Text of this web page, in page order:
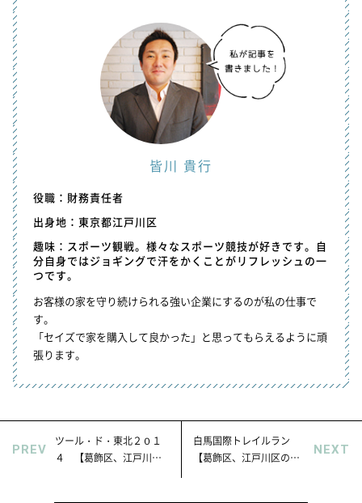
皆川 貴行
役職：財務責任者
出身地：東京都江戸川区
趣味：スポーツ観戦。様々なスポーツ競技が好きです。自
分自身ではジョギングで汗をかくことがリフレッシュの一
つです。
お客様の家を守り続けられる強い企業にするのが私の仕事で
す。
「セイズで家を購入して良かった」と思ってもらえるように頑
張ります。
PREV
ツール・ド・東北２０１
４ 【葛飾区、江戸川区
白馬国際トレイルラン
【葛飾区、江戸川区の新
NEXT